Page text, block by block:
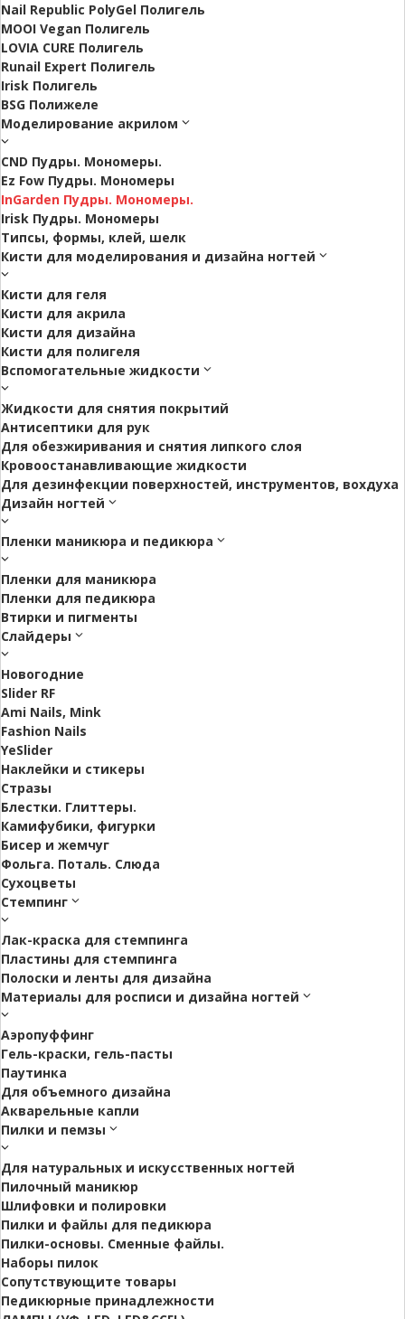
Nail Republic PolyGel Полигель
MOOI Vegan Полигель
LOVIA CURE Полигель
Runail Expert Полигель
Irisk Полигель
BSG Полижеле
Моделирование акрилом
CND Пудры. Мономеры.
Ez Fow Пудры. Мономеры
InGarden Пудры. Мономеры.
Irisk Пудры. Мономеры
Типсы, формы, клей, шелк
Кисти для моделирования и дизайна ногтей
Кисти для геля
Кисти для акрила
Кисти для дизайна
Кисти для полигеля
Вспомогательные жидкости
Жидкости для снятия покрытий
Антисептики для рук
Для обезжиривания и снятия липкого слоя
Кровоостанавливающие жидкости
Для дезинфекции поверхностей, инструментов, вохдуха
Дизайн ногтей
Пленки маникюра и педикюра
Пленки для маникюра
Пленки для педикюра
Втирки и пигменты
Слайдеры
Новогодние
Slider RF
Ami Nails, Mink
Fashion Nails
YeSlider
Наклейки и стикеры
Стразы
Блестки. Глиттеры.
Камифубики, фигурки
Бисер и жемчуг
Фольга. Поталь. Слюда
Сухоцветы
Стемпинг
Лак-краска для стемпинга
Пластины для стемпинга
Полоски и ленты для дизайна
Материалы для росписи и дизайна ногтей
Аэропуффинг
Гель-краски, гель-пасты
Паутинка
Для объемного дизайна
Акварельные капли
Пилки и пемзы
Для натуральных и искусственных ногтей
Пилочный маникюр
Шлифовки и полировки
Пилки и файлы для педикюра
Пилки-основы. Сменные файлы.
Наборы пилок
Сопутствующите товары
Педикюрные принадлежности